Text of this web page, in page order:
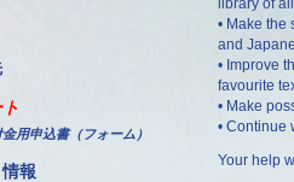
library of
• Make
and
• Improve
favourite
• Make
• Continue
Your help
金用申込書（フォーム）
報